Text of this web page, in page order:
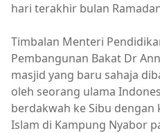
hari terakhir bulan
Timbalan Menteri
Pembangunan Bakat Dr
masjid yang baru sahaja
oleh seorang ulama
berdakwah ke Sibu dengan
Islam di Kampung Nyabor